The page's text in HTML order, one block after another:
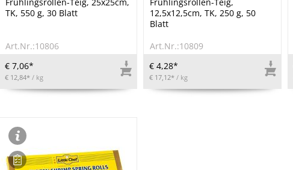
TK, 550 g, 30 Blatt
Art.Nr.:10806
€ 7,06*
€ 12,84* / kg
12,5x12,5cm, TK, 250 g, 50
Blatt
Art.Nr.:10809
€ 4,28*
€ 17,12* / kg